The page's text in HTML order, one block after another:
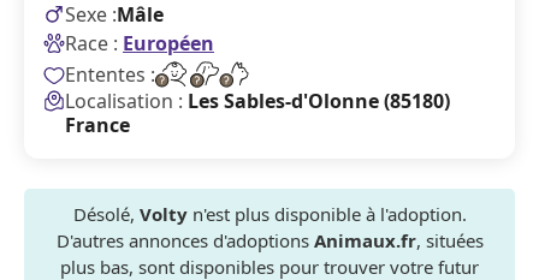
Sexe :Mâle
Race : Européen
Ententes :
Localisation : Les Sables-d'Olonne (85180)
France
Désolé, Voltyn'est plus disponible à l'adoption.
D'autres annonces d'adoptions Animaux.fr, situées
plus bas, sont disponibles pour trouver votre futur